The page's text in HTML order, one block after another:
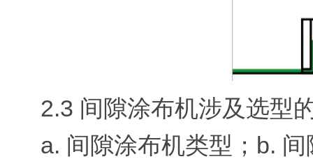
2.3 间隙涂布机涉及选型
a. 间隙涂布机类型；b.